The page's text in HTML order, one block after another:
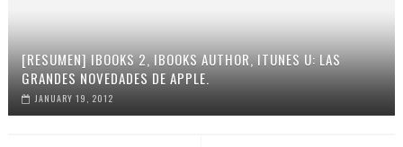
[RESUMEN] IBOOKS 2, IBOOKS AUTHOR, ITUNES U: LAS
GRANDES NOVEDADES DE APPLE.
JANUARY 19, 2012